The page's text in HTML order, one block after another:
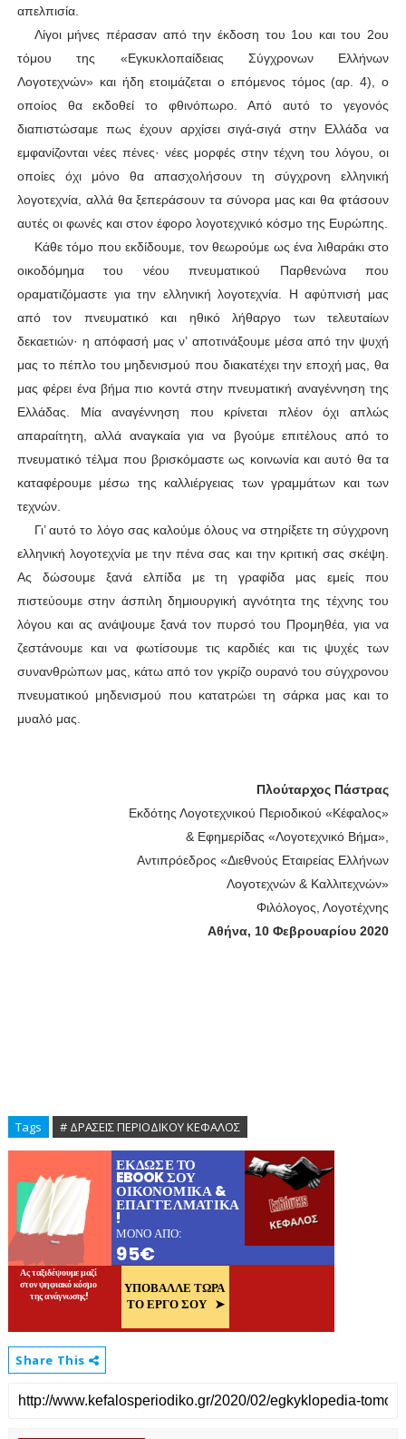
απελπισία.
Λίγοι μήνες πέρασαν από την έκδοση του 1ου και του 2ου
τόμου της «Εγκυκλοπαίδειας Σύγχρονων Ελλήνων
Λογοτεχνών» και ήδη ετοιμάζεται ο επόμενος τόμος (αρ. 4), ο
οποίος θα εκδοθεί το φθινόπωρο. Από αυτό το γεγονός
διαπιστώσαμε πως έχουν αρχίσει σιγά-σιγά στην Ελλάδα να
εμφανίζονται νέες πένες· νέες μορφές στην τέχνη του λόγου, οι
οποίες όχι μόνο θα απασχολήσουν τη σύγχρονη ελληνική
λογοτεχνία, αλλά θα ξεπεράσουν τα σύνορα μας και θα φτάσουν
αυτές οι φωνές και στον έφορο λογοτεχνικό κόσμο της Ευρώπης.
Κάθε τόμο που εκδίδουμε, τον θεωρούμε ως ένα λιθαράκι στο
οικοδόμημα του νέου πνευματικού Παρθενώνα που
οραματιζόμαστε για την ελληνική λογοτεχνία. Η αφύπνισή μας
από τον πνευματικό και ηθικό λήθαργο των τελευταίων
δεκαετιών· η απόφασή μας ν’ αποτινάξουμε μέσα από την ψυχή
μας το πέπλο του μηδενισμού που διακατέχει την εποχή μας, θα
μας φέρει ένα βήμα πιο κοντά στην πνευματική αναγέννηση της
Ελλάδας. Μία αναγέννηση που κρίνεται πλέον όχι απλώς
απαραίτητη, αλλά αναγκαία για να βγούμε επιτέλους από το
πνευματικό τέλμα που βρισκόμαστε ως κοινωνία και αυτό θα τα
καταφέρουμε μέσω της καλλιέργειας των γραμμάτων και των
τεχνών.
Γι’ αυτό το λόγο σας καλούμε όλους να στηρίξετε τη σύγχρονη
ελληνική λογοτεχνία με την πένα σας και την κριτική σας σκέψη.
Ας δώσουμε ξανά ελπίδα με τη γραφίδα μας εμείς που
πιστεύουμε στην άσπιλη δημιουργική αγνότητα της τέχνης του
λόγου και ας ανάψουμε ξανά τον πυρσό του Προμηθέα, για να
ζεστάνουμε και να φωτίσουμε τις καρδιές και τις ψυχές των
συνανθρώπων μας, κάτω από τον γκρίζο ουρανό του σύγχρονου
πνευματικού μηδενισμού που κατατρώει τη σάρκα μας και το
μυαλό μας.
Πλούταρχος Πάστρας
Εκδότης Λογοτεχνικού Περιοδικού«Κέφαλος»
& Εφημερίδας«Λογοτεχνικό Βήμα»,
Αντιπρόεδρος«Διεθνούς Εταιρείας Ελλήνων
Λογοτεχνών & Καλλιτεχνών»
Φιλόλογος, Λογοτέχνης
Αθήνα, 10 Φεβρουαρίου 2020
Tags # ΔΡΑΣΕΙΣ ΠΕΡΙΟΔΙΚΟΥ ΚΕΦΑΛΟΣ
Share This